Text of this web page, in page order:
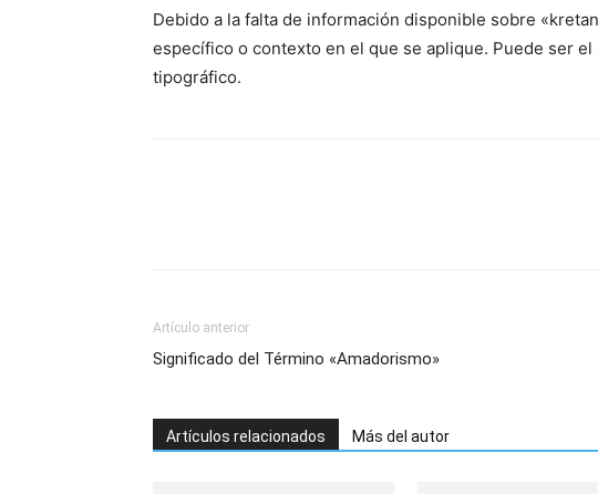
Debido a la falta de información disponible sobre
específico o contexto en el que se aplique. Puede ser
tipográfico.
Artículo anterior
Significado del Término «Amadorismo»
Artículos relacionados Más del autor